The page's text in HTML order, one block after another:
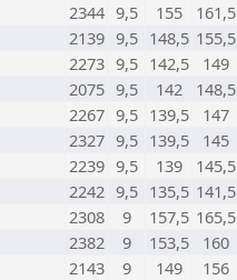
2344 9,5 155 161,5
2139 9,5 148,5 155,5
2273 9,5 142,5 149
2075 9,5 142 148,5
2267 9,5 139,5 147
2327 9,5 139,5 145
2239 9,5 139 145,5
2242 9,5 135,5 141,5
2308 9 157,5 165,5
2382 9 153,5 160
2143 9 149 156